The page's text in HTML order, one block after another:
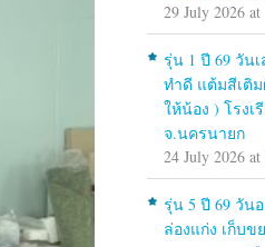
29 July 2026
รุ่น 1 ปี 69 วัน
ทำดี แต้มสีเติ
ให้น้อง ) โรงเ
จ.นครนายก
24 July 2026
รุ่น 5 ปี 69 วัน
ล่องแก่ง เก็บ